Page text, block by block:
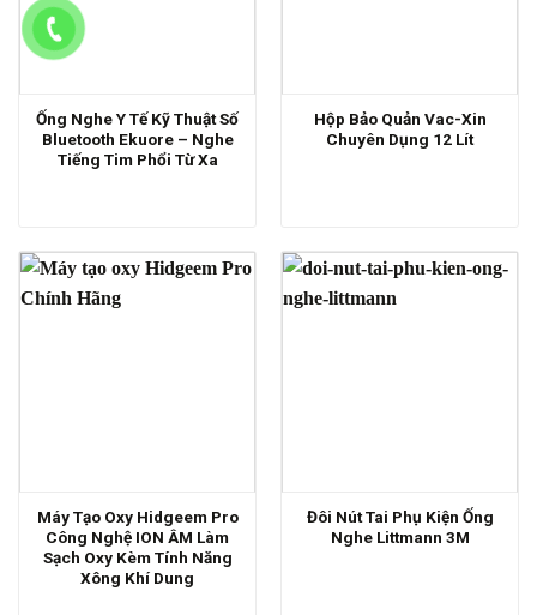
Ống Nghe Y Tế Kỹ Thuật Số
Bluetooth Ekuore – Nghe
Tiếng Tim Phổi Từ Xa
Hộp Bảo Quản Vac-Xin
Chuyên Dụng 12 Lít
Máy Tạo Oxy Hidgeem Pro
Công Nghệ ION ÂM Làm
Sạch Oxy Kèm Tính Năng
Xông Khí Dung
Đôi Nút Tai Phụ Kiện Ống
Nghe Littmann 3M